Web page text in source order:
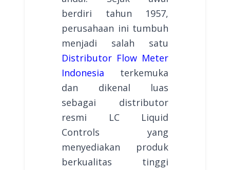
berdiri tahun 1957,
perusahaan ini tumbuh
menjadi salah satu
Distributor Flow Meter
Indonesia terkemuka
dan dikenal luas
sebagai distributor
resmi LC Liquid
Controls yang
menyediakan produk
berkualitas tinggi